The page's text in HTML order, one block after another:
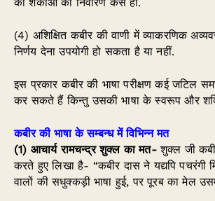
(4) अशिक्षित कबीर की वाणी में व्याकरणिक
निर्णय देना उपयोगी हो सकता है या नहीं.
इस प्रकार कबीर की भाषा परीक्षण कई
कर सकते हैं किन्तु उसकी भाषा के स्वरूप और
कबीर की भाषा के सम्बन्ध में विभिन्न मत
(1) आचार्य रामचन्द्र शुक्ल का मत-शुक्ल जी
करते हुए लिखा है- “कबीर दास ने यद्यपि पचरंगी
वालों की सधुक्कड़ी भाषा हुई, पर पूरब का मेल